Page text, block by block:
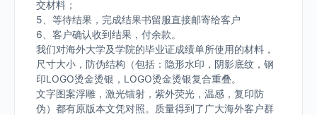
交材料；
5、等待结果，完成结果书留服直接邮寄给客户
6、客户确认收到结果，付余款。
我们对海外大学及学院的毕业证成绩单所使用的材料，
尺寸大小，防伪结构（包括：隐形水印，阴影底纹，钢
印LOGO烫金烫银，LOGO烫金烫银复合重叠。
文字图案浮雕，激光镭射，紫外荧光，温感，复印防
伪）都有原版本文凭对照。质量得到了广大海外客户群